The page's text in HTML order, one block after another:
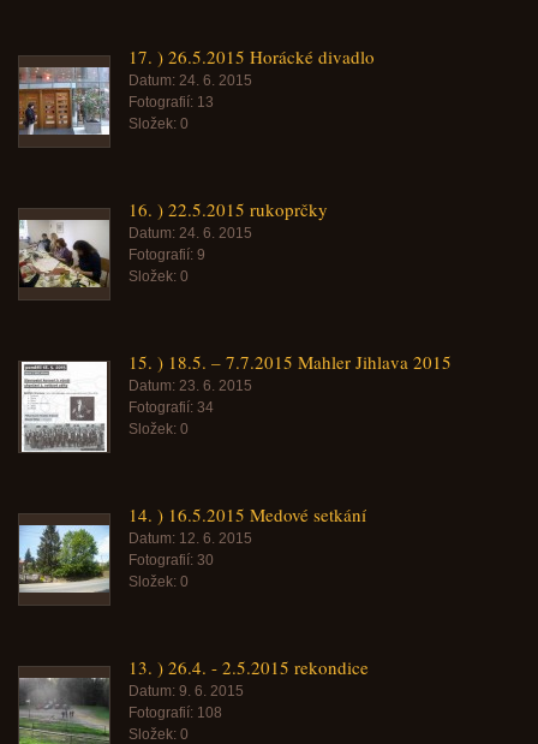
17. ) 26.5.2015 Horácké divadlo
Datum: 24. 6. 2015
Fotografií: 13
Složek: 0
16. ) 22.5.2015 rukoprčky
Datum: 24. 6. 2015
Fotografií: 9
Složek: 0
15. ) 18.5. – 7.7.2015 Mahler Jihlava 2015
Datum: 23. 6. 2015
Fotografií: 34
Složek: 0
14. ) 16.5.2015 Medové setkání
Datum: 12. 6. 2015
Fotografií: 30
Složek: 0
13. ) 26.4. - 2.5.2015 rekondice
Datum: 9. 6. 2015
Fotografií: 108
Složek: 0